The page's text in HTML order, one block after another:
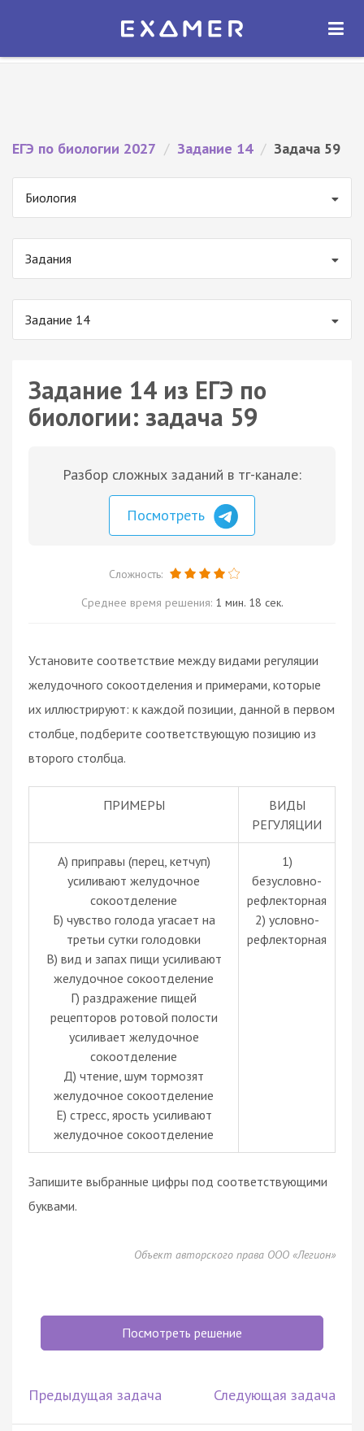
Экзамер — ЕГЭ 2027
ОТКРЫТЬ
ЕГЭ по биологии 2027 / Задание 14 / Задача 59
Биология
Задания
Задание 14
Задание 14 из ЕГЭ по
биологии: задача 59
Разбор сложных заданий в тг-канале:
Посмотреть
Сложность:
Среднее время решения: 1 мин. 18 сек.
Установите соответствие между видами регуляции
желудочного сокоотделения и примерами, которые
их иллюстрируют: к каждой позиции, данной в первом
столбце, подберите соответствующую позицию из
второго столбца.
ПРИМЕРЫ
ВИДЫ
РЕГУЛЯЦИИ
А) приправы (перец, кетчуп)
усиливают желудочное
сокоотделение
Б) чувство голода угасает на
третьи сутки голодовки
В) вид и запах пищи усиливают
желудочное сокоотделение
Г) раздражение пищей
рецепторов ротовой полости
усиливает желудочное
сокоотделение
Д) чтение, шум тормозят
желудочное сокоотделение
Е) стресс, ярость усиливают
желудочное сокоотделение
1)
безусловно-
рефлекторная
2) условно-
рефлекторная
Запишите выбранные цифры под соответствующими
буквами.
Объект авторского права ООО «Легион»
Посмотреть решение
Предыдущая задача Следующая задача